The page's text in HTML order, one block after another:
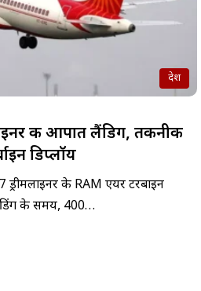
देश
की आपात लैंडिग, तकनीकी
डिप्लॉय
ड्रीमलाइनर के RAM एयर टरबाइन
के समय, 400…